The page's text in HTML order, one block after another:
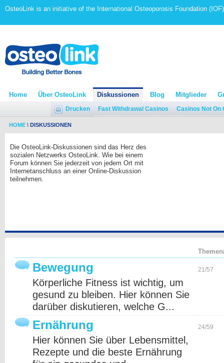
OsteoLink is an initiative of the International Osteoporosis Foundation (IOF)
Home Über OsteoLink Diskussionen Blog Mitglieder
Casinos Not On
Fast Withdrawal Casinos
Drucken
HOME \ DISKUSSIONEN
Die OsteoLink-Diskussionen sind das Herz des
sozialen Netzwerks OsteoLink. Wie bei einem
Forum können Sie jederzeit von jedem Ort mit
Internetanschluss an einer Online-Diskussion
teilnehmen.
Bewegung
Körperliche Fitness ist wichtig, um
gesund zu bleiben. Hier können Sie
darüber diskutieren, welche G...
21/57
Ernährung
Hier können Sie über Lebensmittel,
Rezepte und die beste Ernährung
24/59